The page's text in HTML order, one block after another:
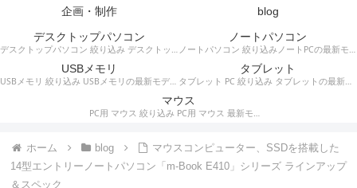
企画・制作
blog
デスクトップパソコン
デスクトップパソコン 絞り込み デスクトップPCの最新モデルやスペック・仕様に関する情報。
ノートパソコン
ノートパソコン 絞り込みノートPCの最新モデルやスペック・仕様に関する情報。
USBメモリ
USBメモリ 絞り込み USBメモリの最新モデルやスペック・仕様に関する情報。
タブレット
タブレット PC 絞り込み タブレットの最新モデルやスペック・仕様に関する情報。
マウス
PC用 マウス 絞り込み PC用 マウス 最新モデルやスペック・仕様に関する情報。ワイヤレスマウス、有線マウス、接続タイプなど。
ホーム blog
マウスコンピューター、SSDを搭載した
14型エントリーノートパソコン「m-Book E410」シリーズ ラインアップ
＆スペック